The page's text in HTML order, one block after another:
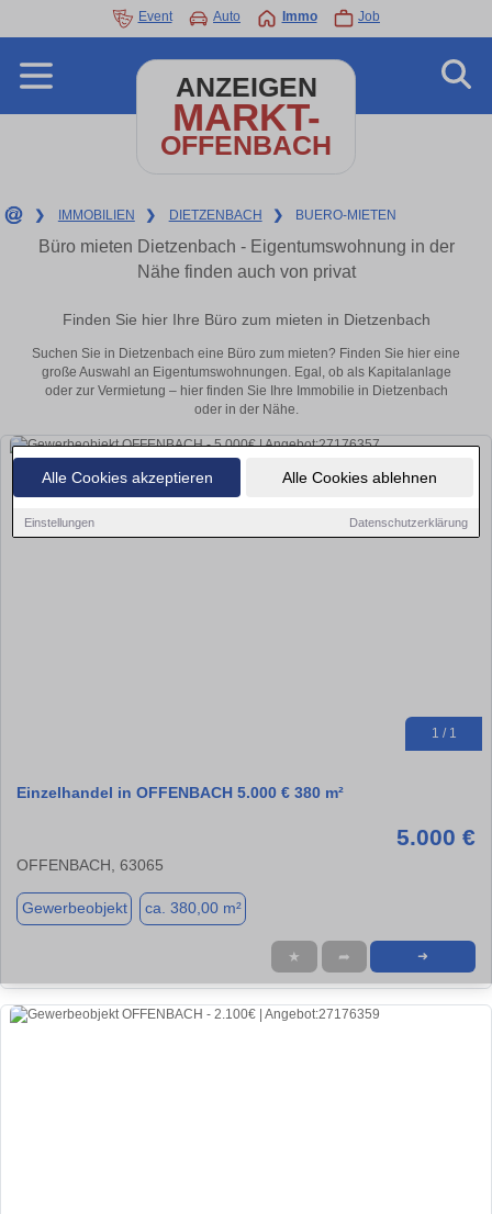
Alle Cookies akzeptieren Alle Cookies ablehnen
Einstellungen Datenschutzerklärung
Event Auto Immo Job
ANZEIGEN
MARKT-
OFFENBACH
❯ IMMOBILIEN ❯ DIETZENBACH ❯ BUERO-MIETEN
Büro mieten Dietzenbach - Eigentumswohnung in der
Nähe finden auch von privat
Finden Sie hier Ihre Büro zum mieten in Dietzenbach
Suchen Sie in Dietzenbach eine Büro zum mieten? Finden Sie hier eine
große Auswahl an Eigentumswohnungen. Egal, ob als Kapitalanlage
oder zur Vermietung – hier finden Sie Ihre Immobilie in Dietzenbach
oder in der Nähe.
1 / 1
Einzelhandel in OFFENBACH 5.000 € 380 m²
5.000 €
OFFENBACH, 63065
Gewerbeobjekt ca. 380,00 m²
★ ➦ ➜